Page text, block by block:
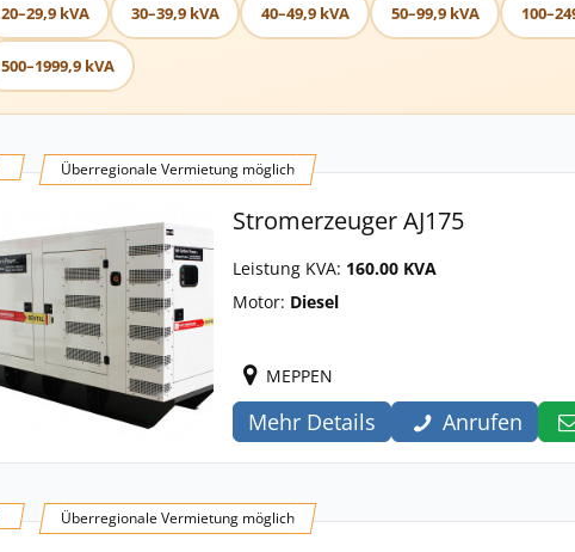
20–29,9 kVA 30–39,9 kVA 40–49,9 kVA 50–99,9 kVA
500–1999,9 kVA
Überregionale Vermietung möglich
Stromerzeuger AJ175
Leistung KVA: 160.00 KVA
Motor: Diesel
MEPPEN
Mehr Details Anrufen
Überregionale Vermietung möglich